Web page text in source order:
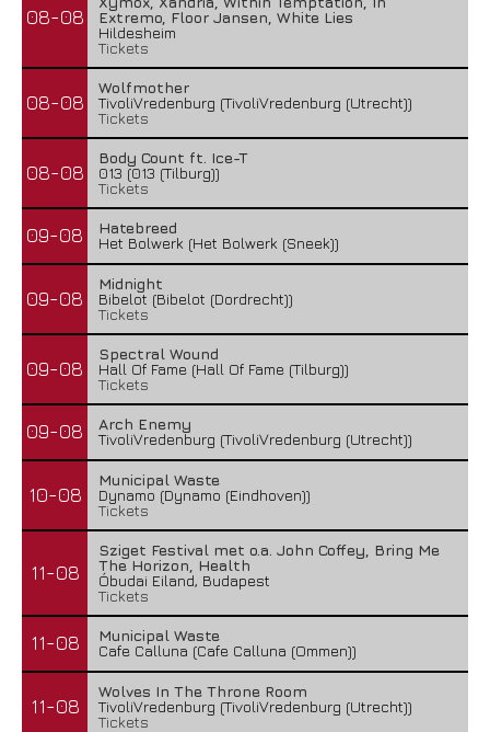
08-08
Extremo, Floor Jansen, White Lies
Hildesheim
Tickets
08-08
Wolfmother
TivoliVredenburg (TivoliVredenburg (Utrecht))
Tickets
08-08
Body Count ft. Ice-T
013 (013 (Tilburg))
Tickets
09-08
Hatebreed
Het Bolwerk (Het Bolwerk (Sneek))
09-08
Midnight
Bibelot (Bibelot (Dordrecht))
Tickets
09-08
Spectral Wound
Hall Of Fame (Hall Of Fame (Tilburg))
Tickets
09-08
Arch Enemy
TivoliVredenburg (TivoliVredenburg (Utrecht))
10-08
Municipal Waste
Dynamo (Dynamo (Eindhoven))
Tickets
11-08
Sziget Festival met o.a. John Coffey, Bring Me
The Horizon, Health
Óbudai Eiland, Budapest
Tickets
11-08
Municipal Waste
Cafe Calluna (Cafe Calluna (Ommen))
11-08
Wolves In The Throne Room
TivoliVredenburg (TivoliVredenburg (Utrecht))
Tickets